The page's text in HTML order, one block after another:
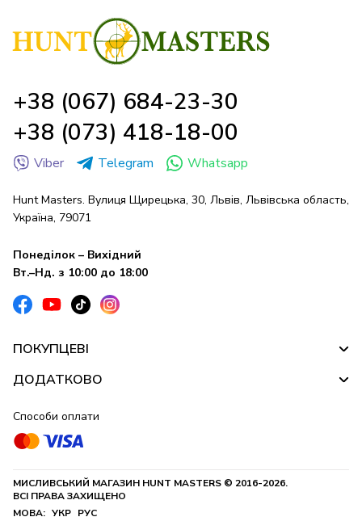
+38 (067) 684-23-30
+38 (073) 418-18-00
Viber Telegram Whatsapp
Hunt Masters. Вулиця Щирецька, 30, Львів, Львівська область,
Україна, 79071
Понеділок – Вихідний
Вт.–Нд. з 10:00 до 18:00
ПОКУПЦЕВІ
ДОДАТКОВО
Способи оплати
МИСЛИВСЬКИЙ МАГАЗИН HUNT MASTERS © 2016-2026.
ВСІ ПРАВА ЗАХИЩЕНО
МОВА: УКР РУС